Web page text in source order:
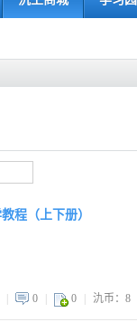
程（上下册）
0 0 氿币：8